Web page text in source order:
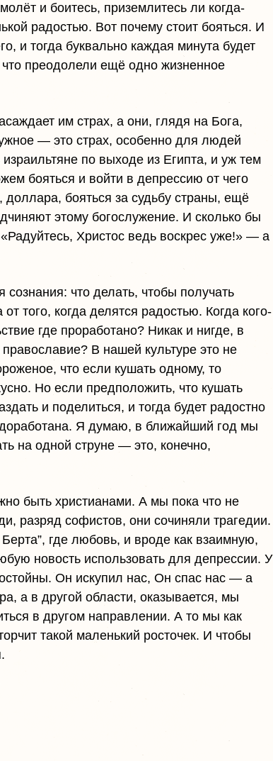
и боитесь, приземлитесь ли когда-
радостью. Вот почему стоит бояться. И
и тогда буквально каждая минута будет
преодолели ещё одно жизненное
им страх, а они, глядя на Бога,
— это страх, особенно для людей
по выходе из Египта, и уж тем
бояться и войти в депрессию от чего
бояться за судьбу страны, ещё
этому богослужение. И сколько бы
Христос ведь воскрес уже!» — а
что делать, чтобы получать
того, когда делятся радостью. Когда кого-
где проработано? Никак и нигде, в
В нашей культуре это не
что если кушать одному, то
Но если предположить, что кушать
и поделиться, и тогда будет радостно
Я думаю, в ближайший год мы
на одной струне — это, конечно,
быть христианами. А мы пока что не
разряд софистов, они сочиняли трагедии.
где любовь, и вроде как взаимную,
новость использовать для депрессии. У
Он искупил нас, Он спас нас — а
а в другой области, оказывается, мы
в другом направлении. А то мы как
такой маленький росточек. И чтобы